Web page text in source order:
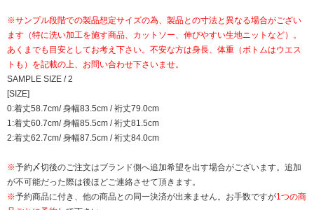
※サンプル段階での製品想定サイズの為、製品との寸法と異なる場合がござい
ます（特に洗い加工を施す商品、カットソー、伸びやすい生地ニットなど）。
あくまでも目安としてお考え下さい。不安な方は身長、体重（ボトムはウエス
トも）を記載の上、お問い合わせ下さいませ。
SAMPLE SIZE / 2
[SIZE]
0:着丈58.7cm/ 身幅83.5cm / 裄丈79.0cm
1:着丈60.7cm/ 身幅85.5cm / 裄丈81.5cm
2:着丈62.7cm/ 身幅87.5cm / 裄丈84.0cm
※予約〆切後のご注文はブランド側へ追加希望を出す場合がございます。追加
が不可能だった際は後ほどご連絡させて頂きます。
※予約商品に付き、他の商品との同一決済が出来ません。お手数ですが1つの商